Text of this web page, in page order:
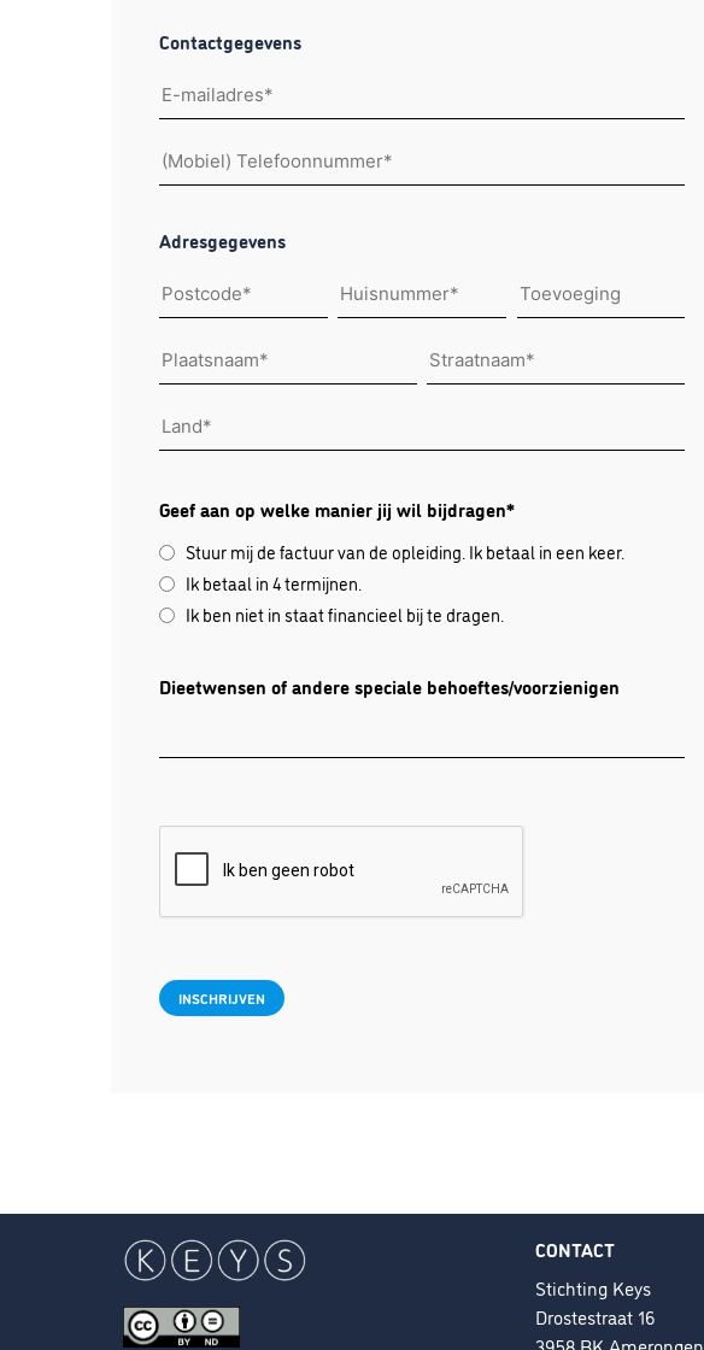
Contactgegevens
E-
mailadres
Telefoonnummer
Adresgegevens
Postcode*
Huisnummer* Toevoeging
Plaatsnaam* Straatnaam*
Land
Geef aan op welke manier jij wil bijdragen*
Stuur mij de factuur van de opleiding. Ik betaal in een keer.
Ik betaal in 4 termijnen.
Ik ben niet in staat financieel bij te dragen.
Dieetwensen of andere speciale behoeftes/voorzienigen
CONTACT
Stichting Keys
Drostestraat 16